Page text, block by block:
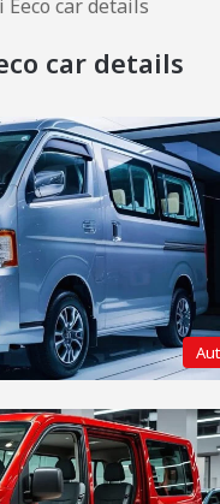
car details
car details